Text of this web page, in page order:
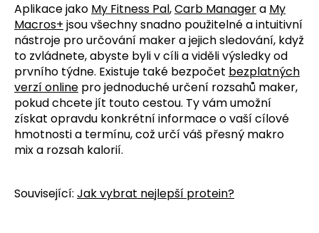
Aplikace jako My Fitness Pal,Carb Managera My
Macros+ jsou všechny snadno použitelné a intuitivní
nástroje pro určování maker a jejich sledování, když
to zvládnete, abyste byli v cíli a viděli výsledky od
prvního týdne. Existuje také bezpočet bezplatných
verzí online pro jednoduché určení rozsahů maker,
pokud chcete jít touto cestou. Ty vám umožní
získat opravdu konkrétní informace o vaší cílové
hmotnosti a termínu, což určí váš přesný makro
mix a rozsah kalorií.
Související: Jak vybrat nejlepší protein?